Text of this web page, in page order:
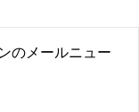
のメールニュー